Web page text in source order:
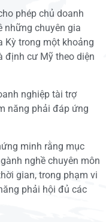
phép chủ doanh
những chuyên gia
Kỳ trong một khoảng
định cư Mỹ theo diện
nghiệp tài trợ
năng phải đáp ứng
minh rằng mục
nghề chuyên môn
gian, trong phạm vi
phải hội đủ các